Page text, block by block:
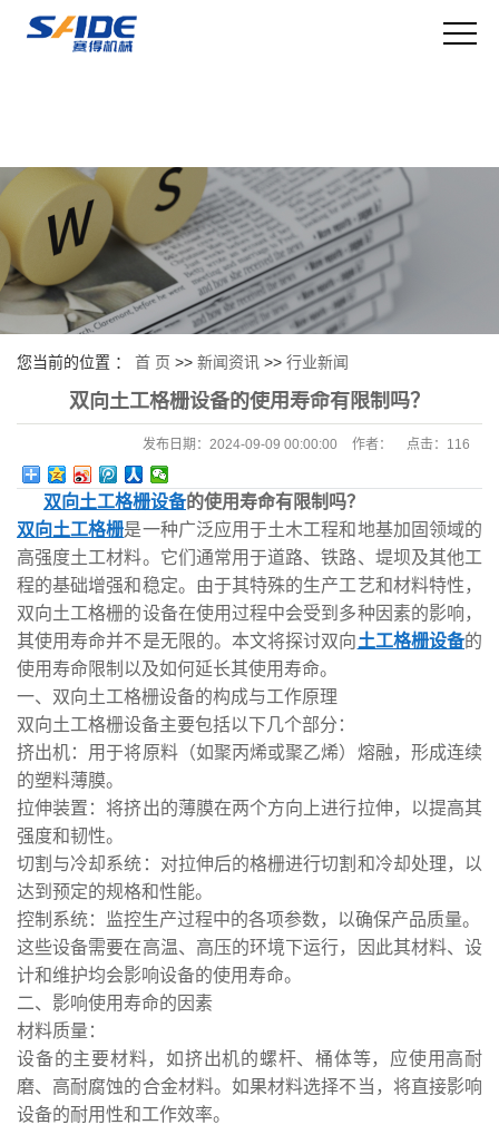
您当前的位置 ： 首 页 >> 新闻资讯 >> 行业新闻
双向土工格栅设备的使用寿命有限制吗？
发布日期： 2024-09-09 00:00:00 作者： 点击： 116
双向土工格栅设备的使用寿命有限制吗？
双向土工格栅是一种广泛应用于土木工程和地基加固领域的
高强度土工材料。它们通常用于道路、铁路、堤坝及其他工
程的基础增强和稳定。由于其特殊的生产工艺和材料特性，
双向土工格栅的设备在使用过程中会受到多种因素的影响，
其使用寿命并不是无限的。本文将探讨双向土工格栅设备的
使用寿命限制以及如何延长其使用寿命。
一、双向土工格栅设备的构成与工作原理
双向土工格栅设备主要包括以下几个部分：
挤出机：用于将原料（如聚丙烯或聚乙烯）熔融，形成连续
的塑料薄膜。
拉伸装置：将挤出的薄膜在两个方向上进行拉伸，以提高其
强度和韧性。
切割与冷却系统：对拉伸后的格栅进行切割和冷却处理，以
达到预定的规格和性能。
控制系统：监控生产过程中的各项参数，以确保产品质量。
这些设备需要在高温、高压的环境下运行，因此其材料、设
计和维护均会影响设备的使用寿命。
二、影响使用寿命的因素
材料质量：
设备的主要材料，如挤出机的螺杆、桶体等，应使用高耐
磨、高耐腐蚀的合金材料。如果材料选择不当，将直接影响
设备的耐用性和工作效率。